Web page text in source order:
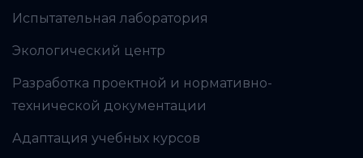
Испытательная лаборатория
Экологический центр
Разработка проектной и нормативно-
технической документации
Адаптация учебных курсов